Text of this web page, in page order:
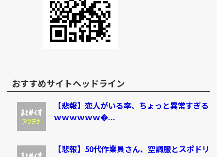
おすすめサイトヘッドライン
【悲報】恋人がいる率、ちょっと異常すぎる
ｗｗｗｗｗｗ�...
【悲報】50代作業員さん、空調服とスポドリ